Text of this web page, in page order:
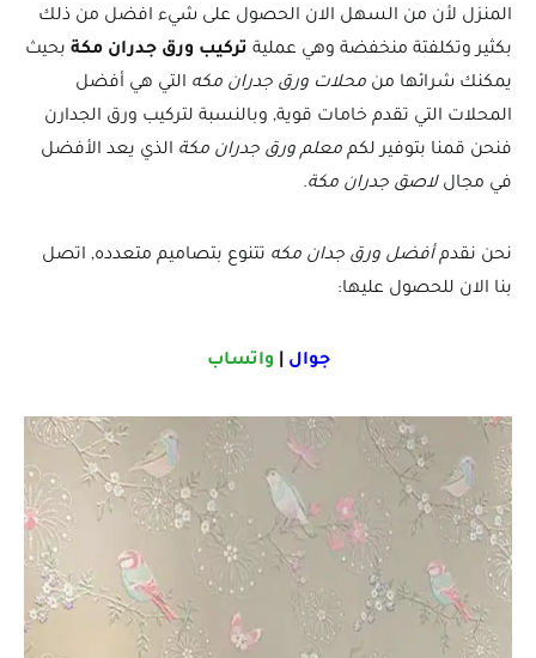
المنزل لأن من السهل الان الحصول على شيء افضل من ذلك
بكثير وتكلفتة منخفضة وهي عملية تركيب ورق جدران مكة بحيث
يمكنك شرائها من محلات ورق جدران مكه التي هي أفضل
المحلات التي تقدم خامات قوية, وبالنسبة لتركيب ورق الجدارن
فنحن قمنا بتوفير لكم معلم ورق جدران مكة الذي يعد الأفضل
في مجاللاصق جدران مكة.
نحن نقدمأفضل ورق جدان مكه تتنوع بتصاميم متعدده, اتصل
بنا الان للحصول عليها:
جوال واتساب